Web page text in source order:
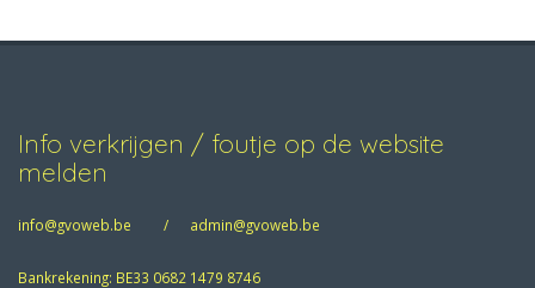
Info verkrijgen / foutje op de website
melden
info@gvoweb.be / admin@gvoweb.be
Bankrekening: BE33 0682 1479 8746